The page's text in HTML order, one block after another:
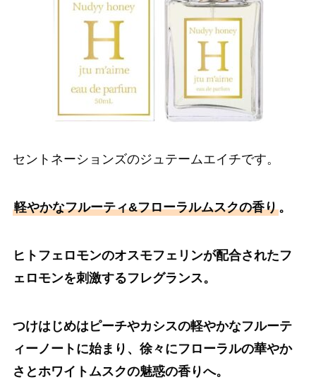
セントネーションズのジュテームエイチです。
軽やかなフルーティ&フローラルムスクの香り。
ヒトフェロモンのオスモフェリンが配合されたフ
ェロモンを刺激するフレグランス。
つけはじめはピーチやカシスの軽やかなフルーテ
ィーノートに始まり、徐々にフローラルの華やか
さとホワイトムスクの魅惑の香りへ。